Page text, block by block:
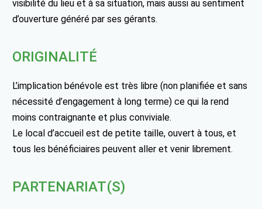
visibilité du lieu et à sa situation, mais aussi au sentiment
d’ouverture généré par ses gérants.
ORIGINALITÉ
L’implication bénévole est très libre (non planifiée et sans
nécessité d’engagement à long terme) ce qui la rend
moins contraignante et plus conviviale.
Le local d’accueil est de petite taille, ouvert à tous, et
tous les bénéficiaires peuvent aller et venir librement.
PARTENARIAT(S)